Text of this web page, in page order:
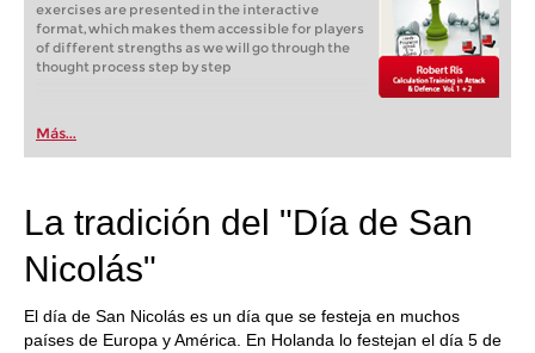
exercises are presented in the interactive
format, which makes them accessible for players
of different strengths as we will go through the
thought process step by step
Más...
La tradición del "Día de San
Nicolás"
El día de San Nicolás es un día que se festeja en muchos
países de Europa y América. En Holanda lo festejan el día 5 de